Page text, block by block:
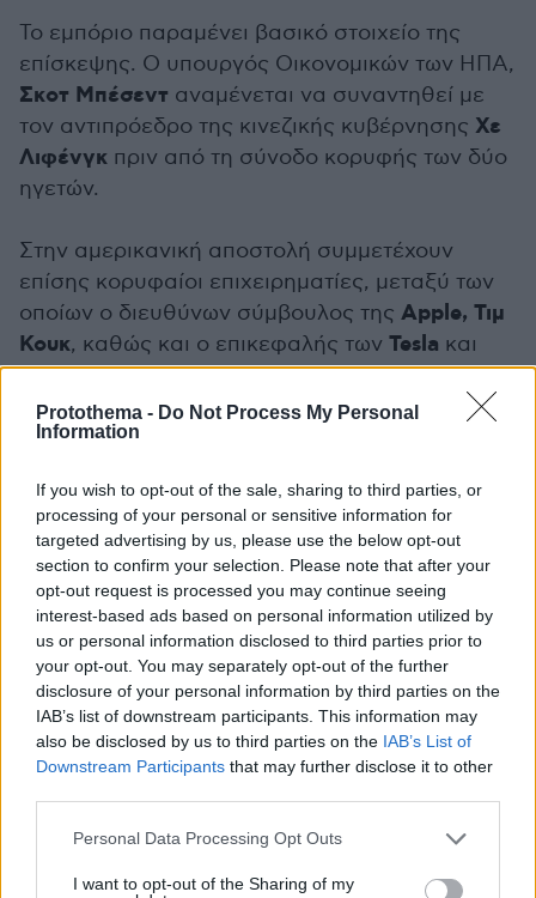
Protothema - Do Not Process My Personal
Information
If you wish to opt-out of the sale, sharing to third parties, or
processing of your personal or sensitive information for
targeted advertising by us, please use the below opt-out
section to confirm your selection. Please note that after your
opt-out request is processed you may continue seeing
interest-based ads based on personal information utilized by
us or personal information disclosed to third parties prior to
your opt-out. You may separately opt-out of the further
disclosure of your personal information by third parties on the
IAB’s list of downstream participants. This information may
also be disclosed by us to third parties on the IAB’s List of
Downstream Participants that may further disclose it to other
Please note that this website/app uses one or more Google
not limited to your visit or usage behaviour. You may click to
Personal Data Processing Opt Outs
I want to opt-out of the Sharing of my
Το εμπόριο παραμένει βασικό στοιχείο της
επίσκεψης. Ο υπουργός Οικονομικών των ΗΠΑ,
Σκοτ Μπέσεντ αναμένεται να συναντηθεί με
τον αντιπρόεδρο της κινεζικής κυβέρνησης Χε
Λιφένγκ πριν από τη σύνοδο κορυφής των δύο
ηγετών.
Στην αμερικανική αποστολή συμμετέχουν
επίσης κορυφαίοι επιχειρηματίες, μεταξύ των
οποίων ο διευθύνων σύμβουλος της Apple, Τιμ
Κουκ, καθώς και ο επικεφαλής των Tesla και
SpaceX,Έλον Μασκ.
Οι δύο πλευρές αναμένεται να παρουσιάσουν
της γεωργίας και της ενέργειας, ενώ θα
συζητηθεί και η δημιουργία
αμερικανοκινεζικών συμβουλίων εμπορίου και
επενδύσεων.
Στην ατζέντα βρίσκεται και η τεχνητή
νοημοσύνη, με τις ΗΠΑ και την Κίνα να
ανταγωνίζονται πλέον ανοιχτά για την
ανάπτυξη των πιο προηγμένων συστημάτων AI.
Τι επιδιώκει το Πεκίνο
Στην κινεζική πλευρά επικρατεί η αίσθηση ότι
το Πεκίνο εισέρχεται στις συνομιλίες από θέση